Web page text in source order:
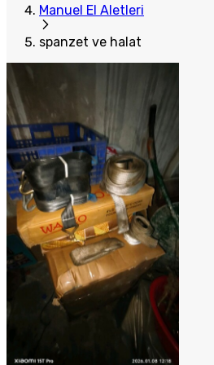
Manuel El Aletleri
spanzet ve halat